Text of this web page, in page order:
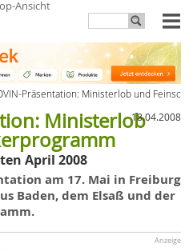
Ansicht
Präsentation: Ministerlob und
18.04.2008
Ministerlob
April 2008
am 17. Mai in Freiburg
Baden, dem Elsaß und der
Anzeige